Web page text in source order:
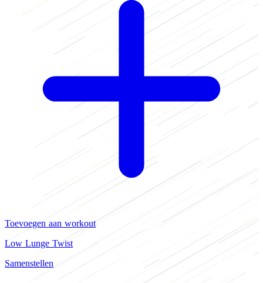
Toevoegen aan workout
Low Lunge Twist
Samenstellen